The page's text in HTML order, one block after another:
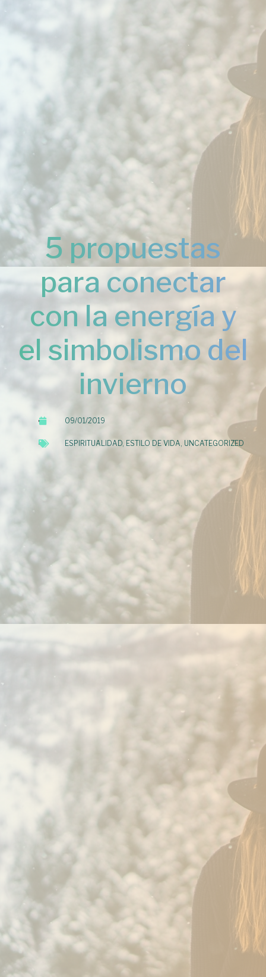
5 propuestas
para conectar
con la energía y
el simbolismo del
invierno
09/01/2019
ESPIRITUALIDAD, ESTILO DE VIDA, UNCATEGORIZED